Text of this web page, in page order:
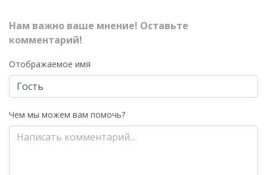
Нам важно ваше мнение! Оставьте
комментарий!
Отображаемое имя
Чем мы можем вам помочь?